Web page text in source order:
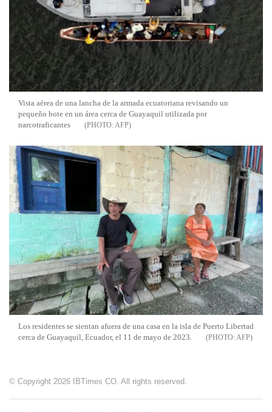
Vista aérea de una lancha de la armada ecuatoriana revisando un
pequeño bote en un área cerca de Guayaquil utilizada por
narcotraficantes
AFP
Los residentes se sientan afuera de una casa en la isla de Puerto Libertad
cerca de Guayaquil, Ecuador, el 11 de mayo de 2023.
AFP
© Copyright 2026 IBTimes CO. All rights reserved.